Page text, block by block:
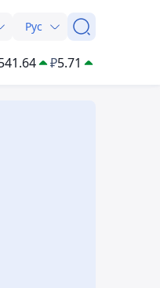
Рус
₽5.71